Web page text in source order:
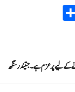
لیے پرعزم ہے۔ جتیند ر سنگھ